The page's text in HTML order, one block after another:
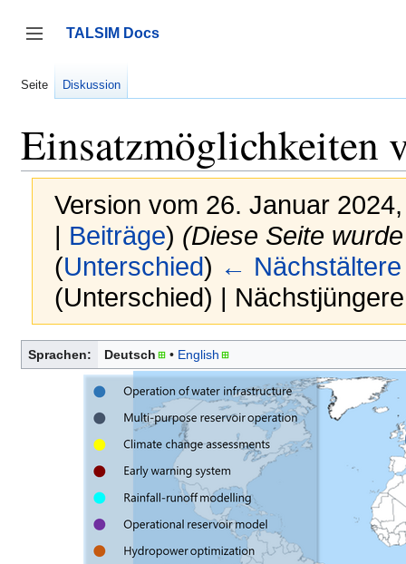
springen
Seitenleiste umschalten
TALSIM Docs
Seite Diskussion
Einsatzmöglichkeiten
Version vom 26. Januar
Beiträge) (Diese Seite
(Unterschied) ← Nächstältere
(Unterschied) |
Sprachen: Deutsch English